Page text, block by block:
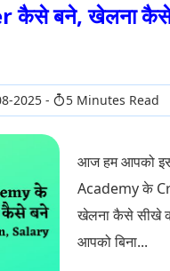
कैसे बने, खेलना
2025 5 Minutes Read
आज हम आपको इस
Academy के
खेलना कैसे सीखे
आपको बिना...